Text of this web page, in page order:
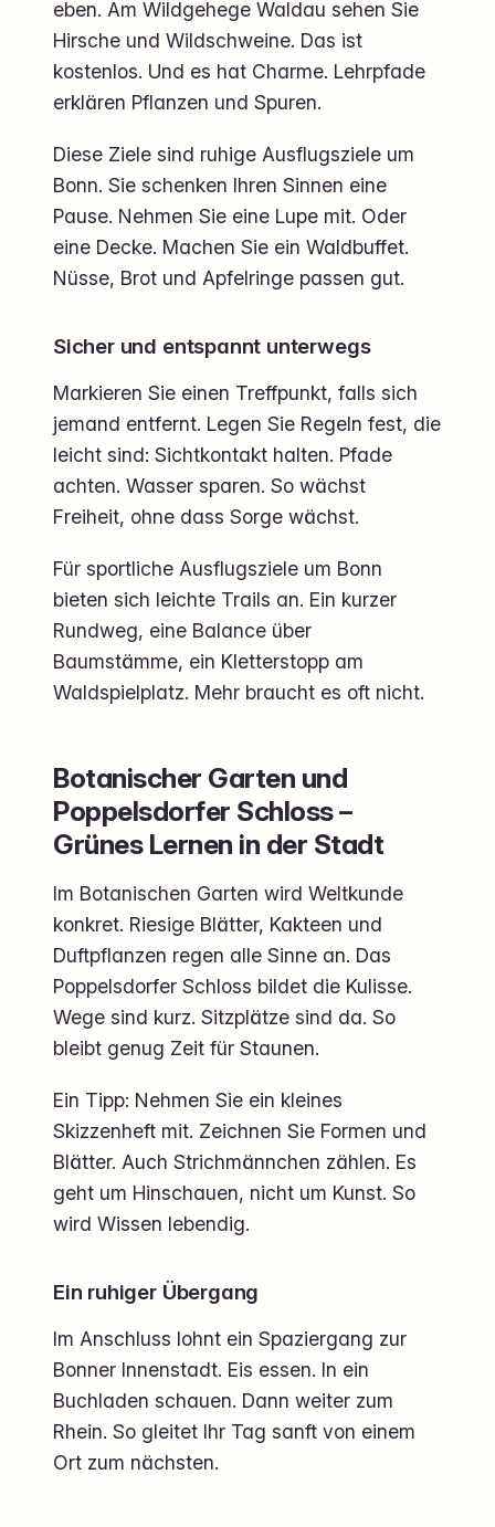
eben. Am Wildgehege Waldau sehen Sie
Hirsche und Wildschweine. Das ist
kostenlos. Und es hat Charme. Lehrpfade
erklären Pflanzen und Spuren.
Diese Ziele sind ruhige Ausflugsziele um
Bonn. Sie schenken Ihren Sinnen eine
Pause. Nehmen Sie eine Lupe mit. Oder
eine Decke. Machen Sie ein Waldbuffet.
Nüsse, Brot und Apfelringe passen gut.
Sicher und entspannt unterwegs
Markieren Sie einen Treffpunkt, falls sich
jemand entfernt. Legen Sie Regeln fest, die
leicht sind: Sichtkontakt halten. Pfade
achten. Wasser sparen. So wächst
Freiheit, ohne dass Sorge wächst.
Für sportliche Ausflugsziele um Bonn
bieten sich leichte Trails an. Ein kurzer
Rundweg, eine Balance über
Baumstämme, ein Kletterstopp am
Waldspielplatz. Mehr braucht es oft nicht.
Botanischer Garten und
Poppelsdorfer Schloss –
Grünes Lernen in der Stadt
Im Botanischen Garten wird Weltkunde
konkret. Riesige Blätter, Kakteen und
Duftpflanzen regen alle Sinne an. Das
Poppelsdorfer Schloss bildet die Kulisse.
Wege sind kurz. Sitzplätze sind da. So
bleibt genug Zeit für Staunen.
Ein Tipp: Nehmen Sie ein kleines
Skizzenheft mit. Zeichnen Sie Formen und
Blätter. Auch Strichmännchen zählen. Es
geht um Hinschauen, nicht um Kunst. So
wird Wissen lebendig.
Ein ruhiger Übergang
Im Anschluss lohnt ein Spaziergang zur
Bonner Innenstadt. Eis essen. In ein
Buchladen schauen. Dann weiter zum
Rhein. So gleitet Ihr Tag sanft von einem
Ort zum nächsten.